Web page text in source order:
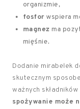
organizmie,
fosfor wspiera
magnez ma
mięśnie.
Dodanie mirabelek
skutecznym
ważnych
spożywanie może